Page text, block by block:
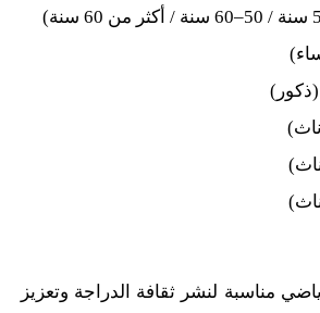
مناسبة لنشر ثقافة الدراجة وتعزيز